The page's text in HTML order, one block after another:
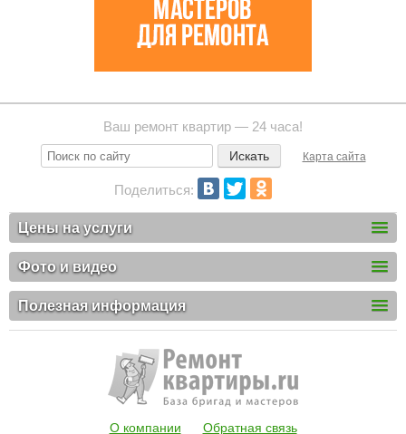
Ваш ремонт квартир — 24 часа!
Карта сайта
Поделиться:
Цены на услуги
Фото и видео
Полезная информация
О компании Обратная связь